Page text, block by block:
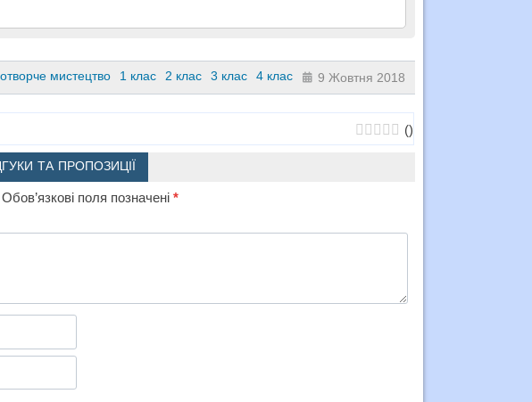
мистецтво 1 клас 2 клас 3 клас 4 клас 9 Жовтня 2018
()
ТА ПРОПОЗИЦІЇ
Обов’язкові поля позначені *